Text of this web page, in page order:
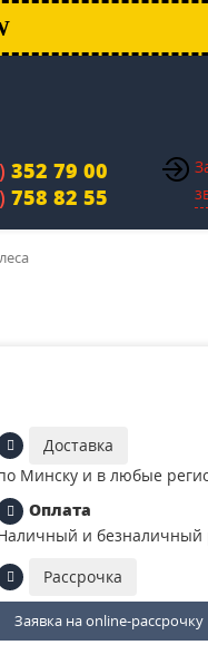
352 79 00
758 82 55
Доставка
Минску и в любые
Оплата
и безналичный
Рассрочка
Заявка на online-рассрочку